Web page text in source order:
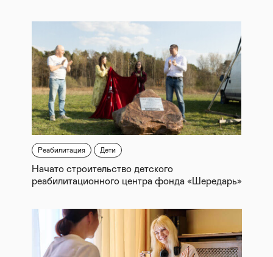
Реабилитация Дети
Начато строительство детского
реабилитационного центра фонда «Шередарь»